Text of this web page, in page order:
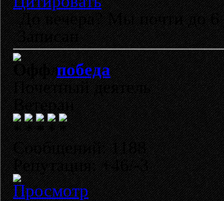
До вечера? Мы почти до 6
Записан
победа
Почетный деятель
Ветеран
Сообщений: 1188
Репутация: +46/-3